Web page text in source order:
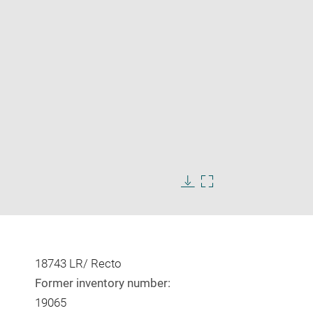
18743 LR/ Recto
Former inventory number:
19065